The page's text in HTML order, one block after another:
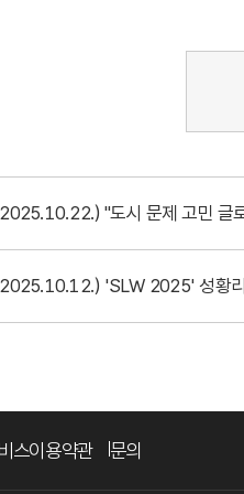
"도시 문제 고민 글
'SLW 2025' 성황
스이용약관 문의